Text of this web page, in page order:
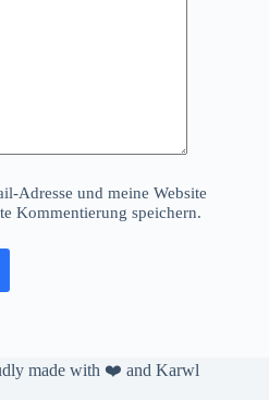
Adresse und meine Website
Kommentierung speichern.
made with ❤️ and Karwl